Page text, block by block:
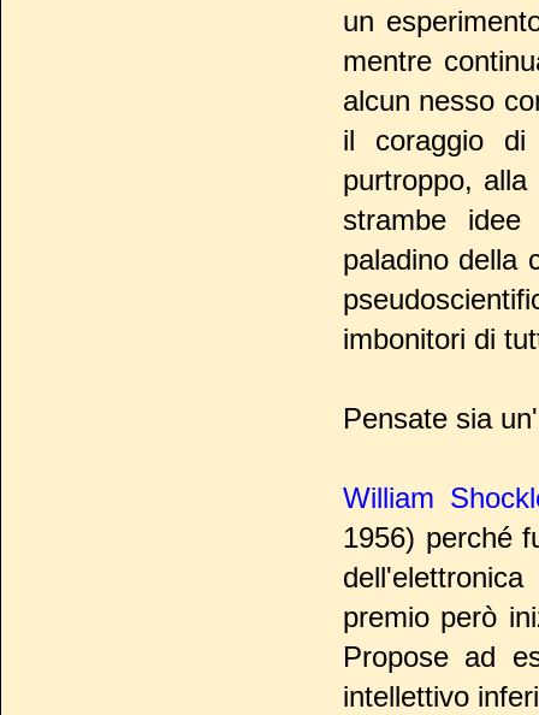
un
mentre
alcun nesso
il coraggio di
purtroppo,
strambe
paladino della
imbonitori di
Pensate sia
William
1956) perché
premio però
Propose ad
intellettivo